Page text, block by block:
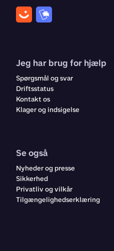
Jeg har brug for hjælp
Spørgsmål og svar
Driftsstatus
Kontakt os
Klager og indsigelse
Se også
Nyheder og presse
Sikkerhed
Privatliv og vilkår
Tilgængelighedserklæring